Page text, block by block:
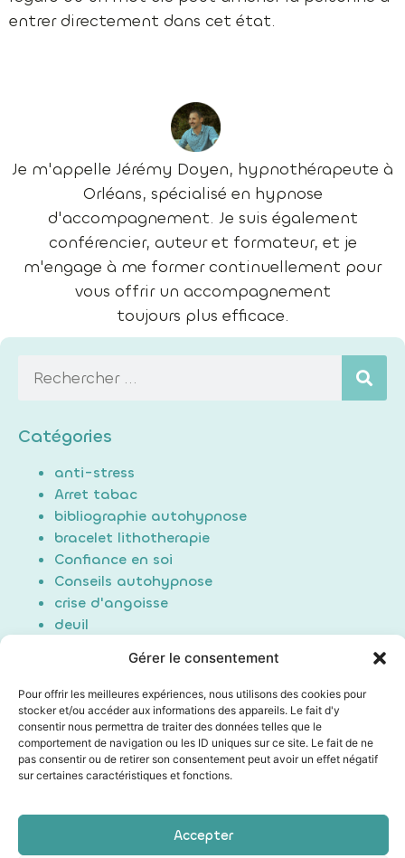
Gérer le consentement
Pour offrir les meilleures expériences, nous utilisons des cookies pour
stocker et/ou accéder aux informations des appareils. Le fait d'y
consentir nous permettra de traiter des données telles que le
comportement de navigation ou les ID uniques sur ce site. Le fait de ne
pas consentir ou de retirer son consentement peut avoir un effet négatif
sur certaines caractéristiques et fonctions.
Accepter
entrer directement dans cet état.
Je m'appelle Jérémy Doyen, hypnothérapeute à
Orléans, spécialisé en hypnose
d'accompagnement. Je suis également
conférencier, auteur et formateur, et je
m'engage à me former continuellement pour
vous offrir un accompagnement
toujours plus efficace.
Catégories
anti-stress
Arret tabac
bibliographie autohypnose
bracelet lithotherapie
Confiance en soi
Conseils autohypnose
crise d'angoisse
deuil
Formation Auto-hypnose
hypnose
maigrir / perte de poids
Non classé
poids du passé
Sommeil/Dormir
Technique d'induction